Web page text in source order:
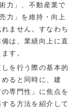
力」、不動産業で
力」を維持・向上
ません。すなわち
は、業績向上に直
す。
を行う際の基本的
ると同時に、建
専門性」に焦点を
る方法を紹介して